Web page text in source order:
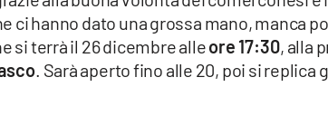
ci hanno dato una grossa mano, manca
si terrà il 26 dicembre alleore 17:30, alla
. Sarà aperto fino alle 20, poi si replica